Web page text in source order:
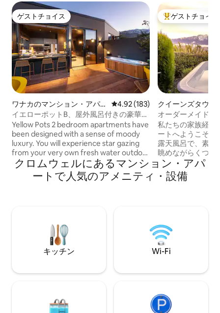
ゲストチョイス
ゲストチョイス
ワナカのマンション・アパー
ト
レビュー183件、5つ星中4.92つ
4.92 (183)
イエローポットB、屋外風呂付きの豪華な
アパート
Yellow Pots 2 bedroom apartments have
been designed with a sense of moody
luxury. You will experience star gazing
from your very own fresh water outdoor
bath, private deck and breakfast bar
with breath-taking mountains. Boasting
top end appliances, ammenities and
to the Stoked outdoor baths and
underfloor heating systems to warm
大好評のゲスト
ゲストチョイス
クイーンズタウン
ョン・アパート
オーダーメイドの
風呂！
私たちの家族経営
ートへようこそ！ 原生の低木に囲まれた
露天風呂で、素晴
眺めながらくつろぎま
行経験からヒント
テリアをユニーク
居心地のよい雰
地元のおすすめ情
しみにしております！ ペットの
よび追加のゲスト
禁止です。
クロムウェルにあるマンション・アパ
ートで人気のアメニティ・設備
キッチン Wi-Fi